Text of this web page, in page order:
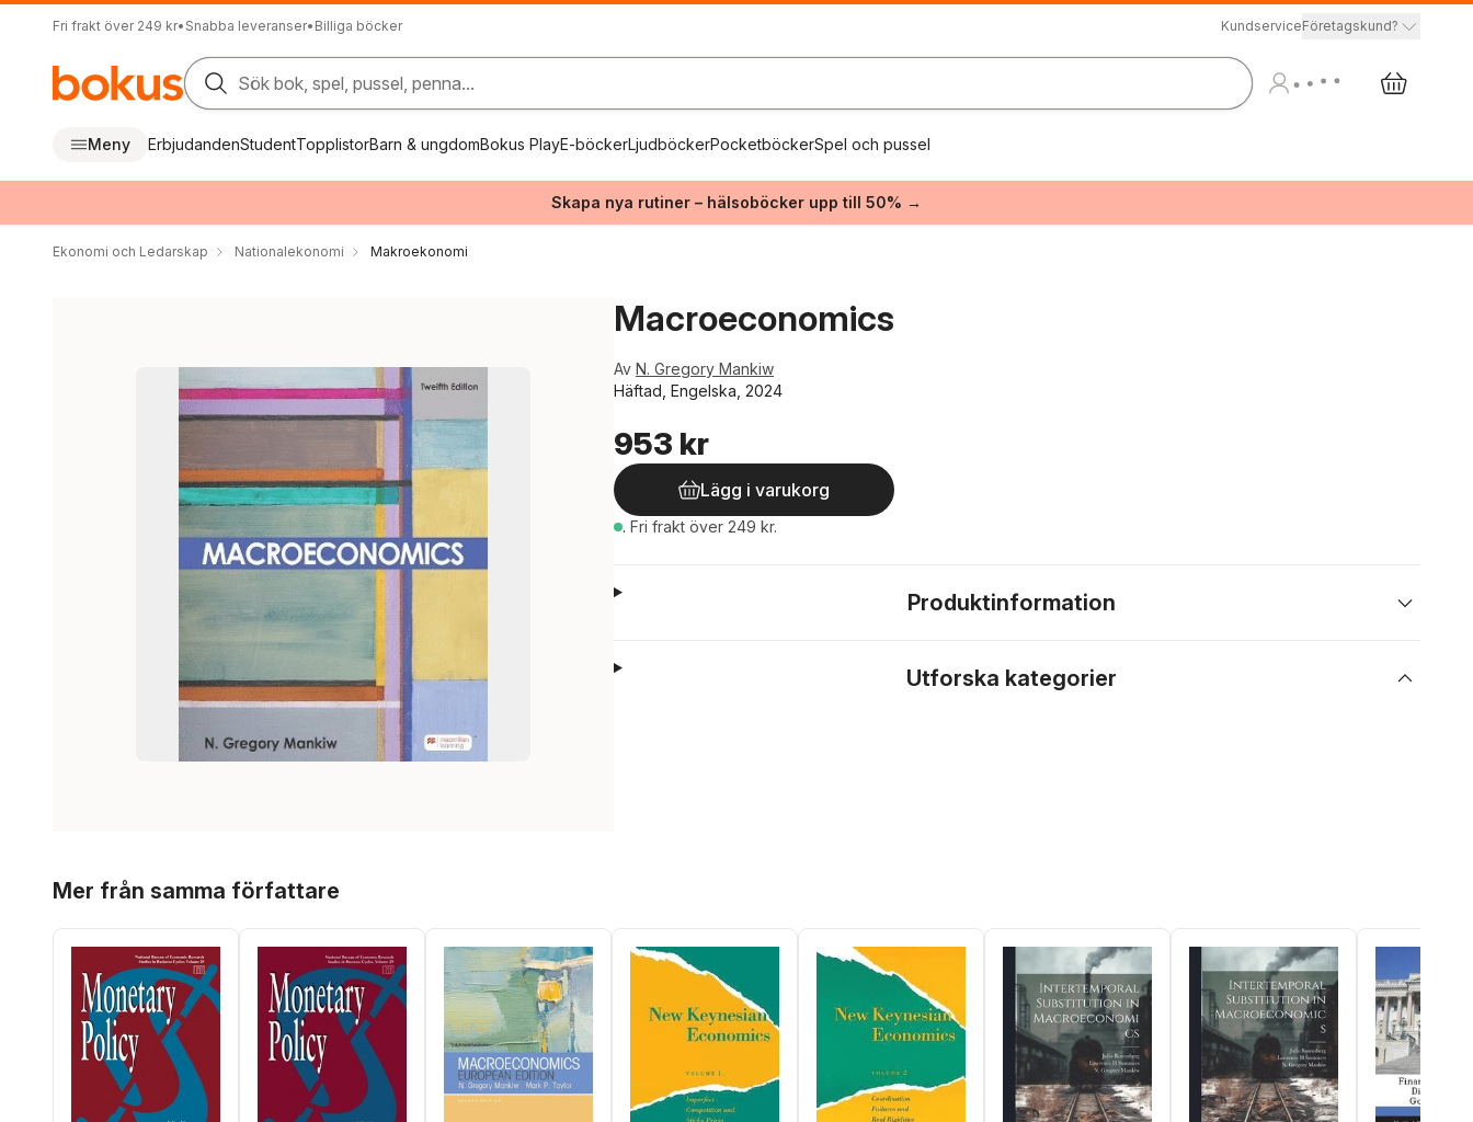
Fri frakt över 249 kr• Snabba leveranser• Billiga böcker KundserviceFöretagskund?
Sök bok, spel, pussel, penna...
Meny ErbjudandenStudentTopplistorBarn & ungdomBokus PlayE-böckerLjudböckerPocketböckerSpel och pussel
Skapa nya rutiner – hälsoböcker upp till 50% →
Ekonomi och Ledarskap Nationalekonomi Makroekonomi
Macroeconomics
Av N. Gregory Mankiw
Häftad, Engelska, 2024
953 kr
Lägg i varukorg
. Fri frakt över 249 kr.
Produktinformation
Utforska kategorier
Mer från samma författare